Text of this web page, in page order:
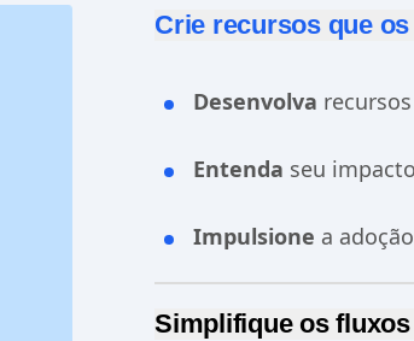
Crie recursos que
Desenvolva
Entenda seu
Impulsione a
Simplifique os